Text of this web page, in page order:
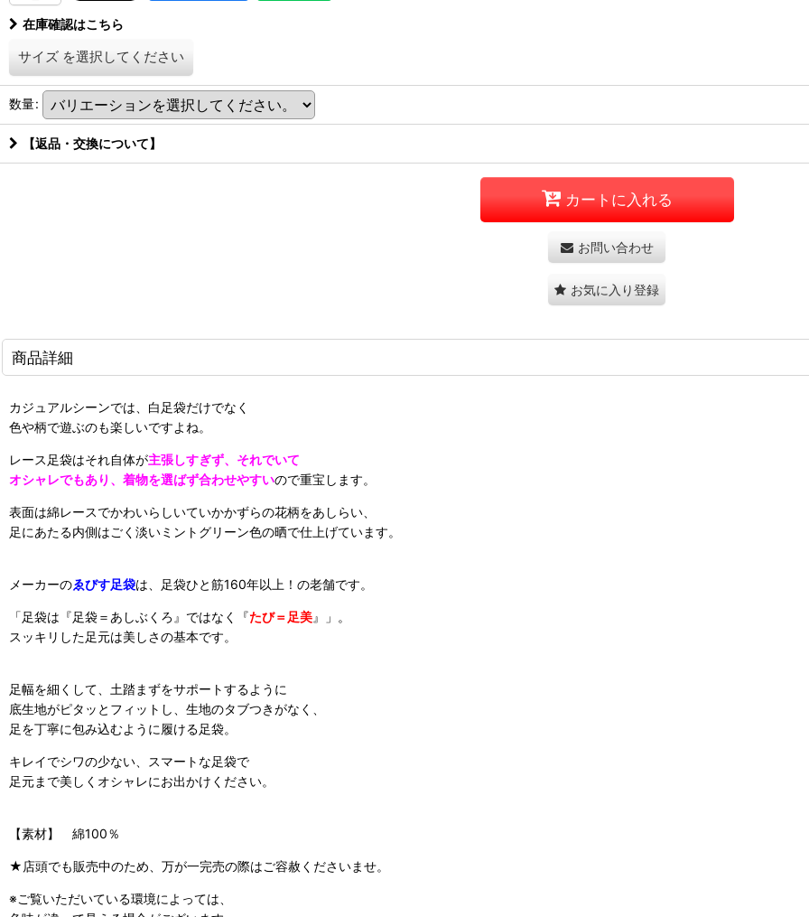
在庫確認はこちら
サイズ を選択してください
数量:
【返品・交換について】
カートに入れる
お問い合わせ
お気に入り登録
商品詳細
カジュアルシーンでは、白足袋だけでなく
色や柄で遊ぶのも楽しいですよね。
レース足袋はそれ自体が主張しすぎず、それでいて
オシャレでもあり、着物を選ばず合わせやすいので重宝します。
表面は綿レースでかわいらしいていかかずらの花柄をあしらい、
足にあたる内側はごく淡いミントグリーン色の晒で仕上げています。
メーカーのゑびす足袋は、足袋ひと筋160年以上！の老舗です。
「足袋は『足袋＝あしぶくろ』ではなく『たび＝足美』」。
スッキリした足元は美しさの基本です。
足幅を細くして、土踏まずをサポートするように
底生地がピタッとフィットし、生地のタブつきがなく、
足を丁寧に包み込むように履ける足袋。
キレイでシワの少ない、スマートな足袋で
足元まで美しくオシャレにお出かけください。
【素材】 綿100％
★店頭でも販売中のため、万が一完売の際はご容赦くださいませ。
※ご覧いただいている環境によっては、